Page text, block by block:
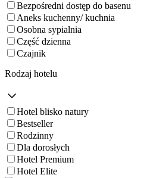
Bezpośredni dostęp do basenu
Aneks kuchenny/ kuchnia
Osobna sypialnia
Część dzienna
Czajnik
Rodzaj hotelu
Hotel blisko natury
Bestseller
Rodzinny
Dla dorosłych
Hotel Premium
Hotel Elite